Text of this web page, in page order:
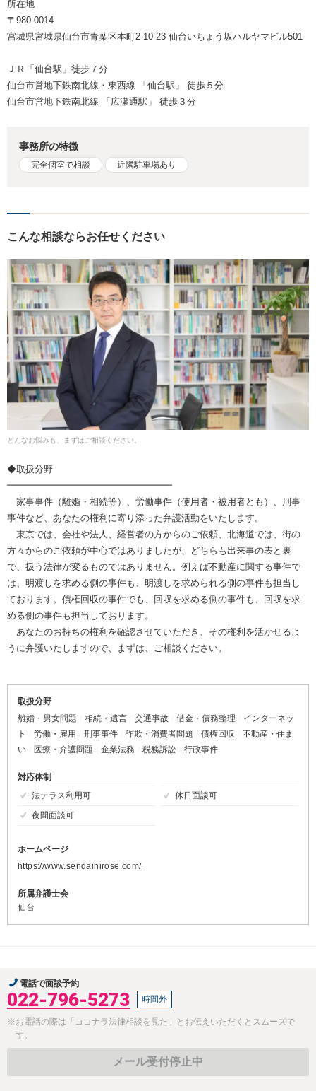
所在地
〒980-0014
宮城県宮城県仙台市青葉区本町2-10-23 仙台いちょう坂ハルヤマビル501
ＪＲ「仙台駅」徒歩７分
仙台市営地下鉄南北線・東西線 「仙台駅」 徒歩５分
仙台市営地下鉄南北線 「広瀬通駅」 徒歩３分
事務所の特徴
完全個室で相談 近隣駐車場あり
こんな相談ならお任せください
どんなお悩みも、まずはご相談ください。
◆取扱分野
━━━━━━━━━━━━━━━━━━
家事事件（離婚・相続等）、労働事件（使用者・被用者とも）、刑事
事件など、あなたの権利に寄り添った弁護活動をいたします。
東京では、会社や法人、経営者の方からのご依頼、北海道では、街の
方々からのご依頼が中心ではありましたが、どちらも出来事の表と裏
で、扱う法律が変るものではありません。例えば不動産に関する事件で
は、明渡しを求める側の事件も、明渡しを求められる側の事件も担当し
ております。債権回収の事件でも、回収を求める側の事件も、回収を求
める側の事件も担当しております。
あなたのお持ちの権利を確認させていただき、その権利を活かせるよ
うに弁護いたしますので、まずは、ご相談ください。
取扱分野
離婚・男女問題
相続・遺言 交通事故 借金・債務整理
インターネッ
ト
労働・雇用 刑事事件 詐欺・消費者問題 債権回収
不動産・住ま
い
医療・介護問題 企業法務 税務訴訟 行政事件
対応体制
法テラス利用可
休日面談可
夜間面談可
ホームページ
https://www.sendaihirose.com/
所属弁護士会
仙台
電話で面談予約
022-796-5273 時間外
※お電話の際は「ココナラ法律相談を見た」とお伝えいただくとスムーズで
す。
メール受付停止中